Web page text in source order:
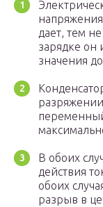
дает, тем
зарядке он
значения
В обоих
действия
обоих
разрыв в